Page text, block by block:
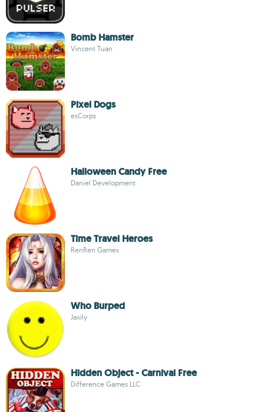
Bomb Hamster
Vincent Tuan
Pixel Dogs
esCorps
Halloween Candy Free
Daniel Development
Time Travel Heroes
RenRen Games
Who Burped
Jaxily
Hidden Object - Carnival Free
Difference Games LLC